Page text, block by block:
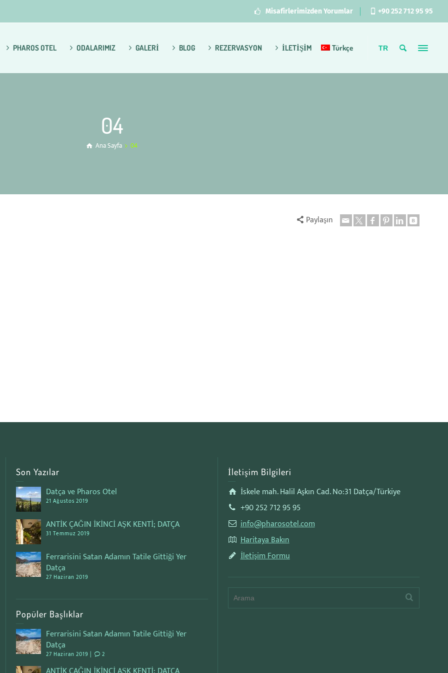
Misafirlerimizden Yorumlar +90 252 712 95 95
PHAROS OTEL ODALARIMIZ GALERİ BLOG REZERVASYON İLETİŞİM Türkçe TR
04
Ana Sayfa 04
Paylaşın
Son Yazılar
Datça ve Pharos Otel
21 Ağustos 2019
ANTİK ÇAĞIN İKİNCİ AŞK KENTİ; DATÇA
31 Temmuz 2019
Ferrarisini Satan Adamın Tatile Gittiği Yer
Datça
27 Haziran 2019
Popüler Başlıklar
Ferrarisini Satan Adamın Tatile Gittiği Yer
Datça
27 Haziran 2019 | 2
İletişim Bilgileri
İskele mah. Halil Aşkın Cad. No:31 Datça/Türkiye
+90 252 712 95 95
info@pharosotel.com
Haritaya Bakın
İletişim Formu